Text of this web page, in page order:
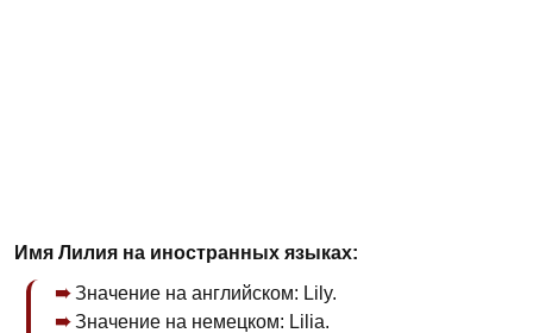
Имя Лилия на иностранных языках:
Значение на английском: Lily.
Значение на немецком: Lilia.